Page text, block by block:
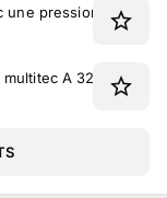
une pression
A 32/12A, neuf